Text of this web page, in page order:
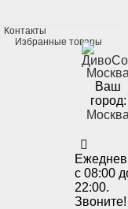
Контакты
Избранные товары
Ваш
город:
с 08:00
22:00.
Звоните!